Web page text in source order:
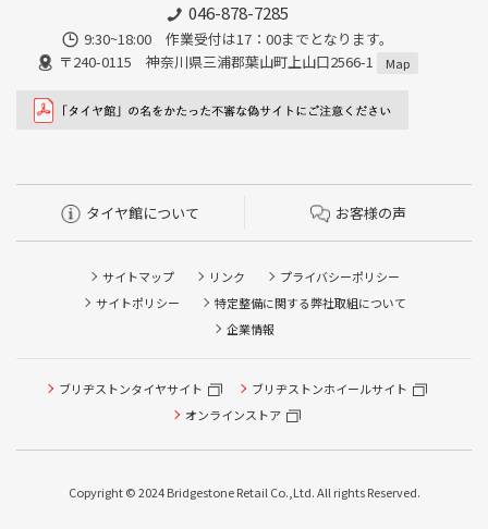
046-878-7285
9:30~18:00 作業受付は17：00までとなります。
〒240-0115 神奈川県三浦郡葉山町上山口2566-1
Map
タイヤ館について お客様の声
サイトマップ リンク
プライバシーポリシー
サイトポリシー
特定整備に関する弊社取組について
企業情報
ブリヂストンタイヤサイト
ブリヂストンホイールサイト
オンラインストア
Copyright © 2024 Bridgestone Retail Co.,Ltd. All rights Reserved.
タイヤ点検・安全点検/タイヤ履き替え/オイル交換/その他
ピット作業の予約
本日のタイヤ履き替え順番待ち予約 ※クローク契約会員の